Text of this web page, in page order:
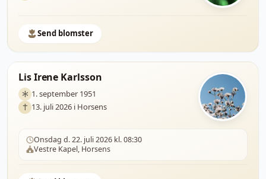
Send blomster
Lis Irene Karlsson
1. september 1951
13. juli 2026 i Horsens
Onsdag d. 22. juli 2026 kl. 08:30
Vestre Kapel, Horsens